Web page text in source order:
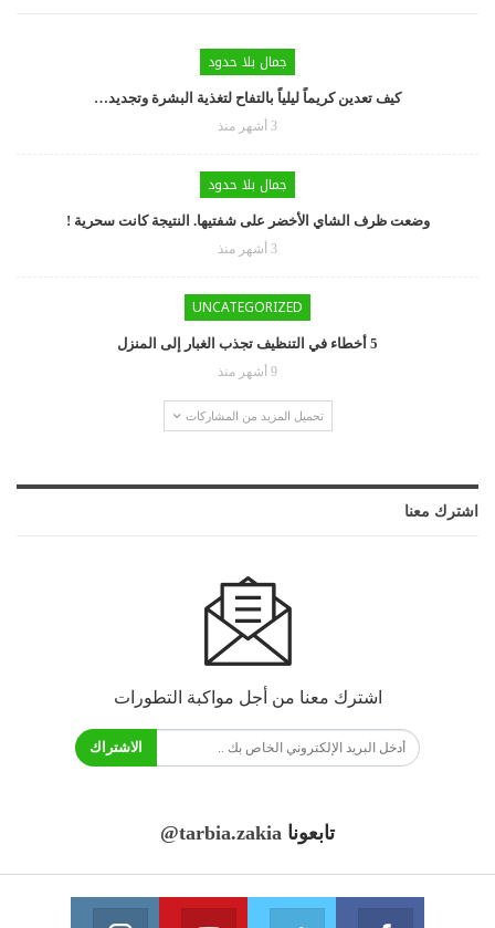
جمال بلا حدود
كيف تعدين كريماً ليلياً بالتفاح لتغذية البشرة وتجديد…
3 أشهر منذ
جمال بلا حدود
وضعت ظرف الشاي الأخضر على شفتيها. النتيجة كانت سحرية !
3 أشهر منذ
UNCATEGORIZED
5 أخطاء في التنظيف تجذب الغبار إلى المنزل
9 أشهر منذ
تحميل المزيد من المشاركات
اشترك معنا
اشترك معنا من أجل مواكبة التطورات
الاشتراك
تابعونا @tarbia.zakia
فايسبوك يوتيوب